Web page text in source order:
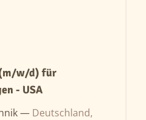
w/d) für
- USA
— Deutschland,